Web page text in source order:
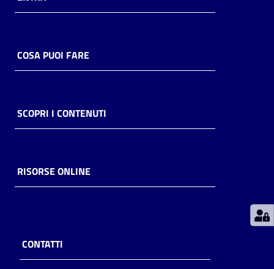
Piani
Decentrate
COSA PUOI FARE
SCOPRI I CONTENUTI
RISORSE ONLINE
CONTATTI